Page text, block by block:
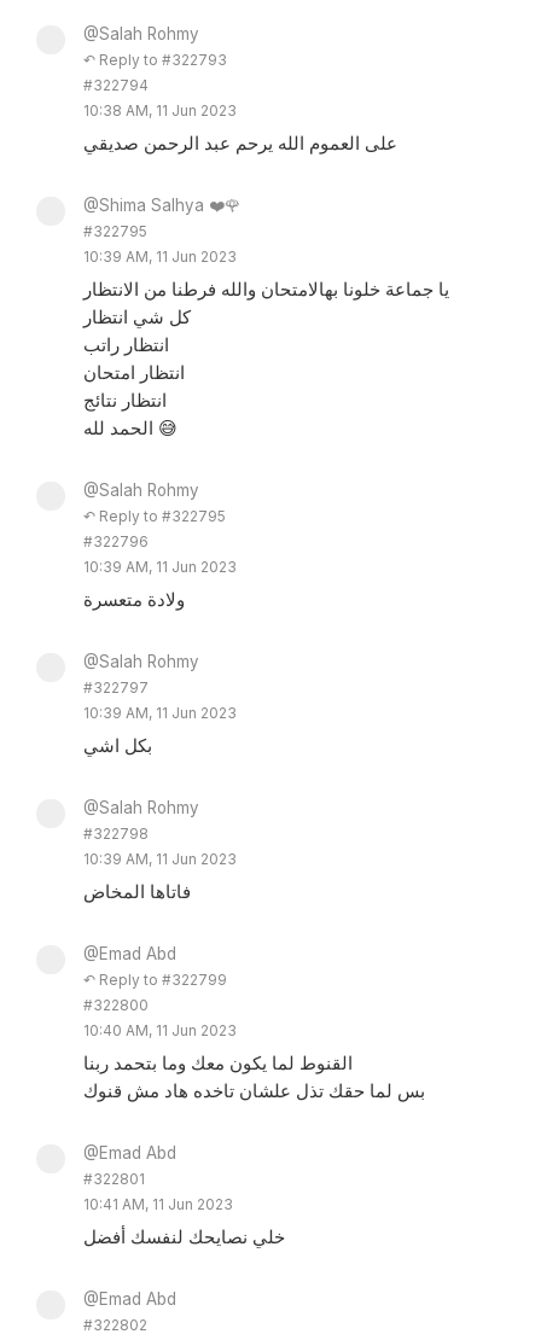
@Salah Rohmy
↶ Reply to #322793
#322794
10:38 AM, 11 Jun 2023
على العموم الله يرحم عبد الرحمن صديقي
@Shima Salhya ❤️🌹
#322795
10:39 AM, 11 Jun 2023
يا جماعة خلونا بهالامتحان والله فرطنا من الانتظار
كل شي انتظار
انتظار راتب
انتظار امتحان
انتظار نتائج
الحمد لله 😅
@Salah Rohmy
↶ Reply to #322795
#322796
10:39 AM, 11 Jun 2023
ولادة متعسرة
@Salah Rohmy
#322797
10:39 AM, 11 Jun 2023
بكل اشي
@Salah Rohmy
#322798
10:39 AM, 11 Jun 2023
فاتاها المخاض
@Emad Abd
↶ Reply to #322799
#322800
10:40 AM, 11 Jun 2023
القنوط لما يكون معك وما بتحمد ربنا
بس لما حقك تذل علشان تاخده هاد مش قنوك
@Emad Abd
#322801
10:41 AM, 11 Jun 2023
خلي نصايحك لنفسك أفضل
@Emad Abd
#322802